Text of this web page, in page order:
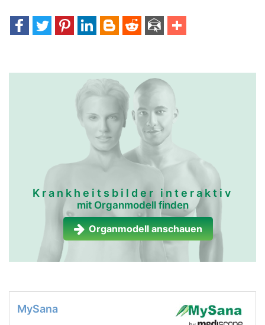
Krankheitsbilder interaktiv
mit Organmodell finden
Organmodell anschauen
MySana